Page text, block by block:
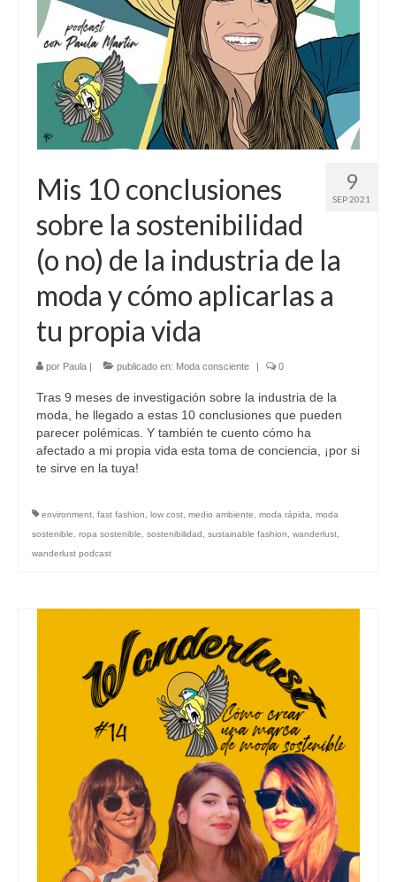
Sobre mí
Contacto
9
SEP 2021
Mis 10 conclusiones
sobre la sostenibilidad
(o no) de la industria de la
moda y cómo aplicarlas a
tu propia vida
por Paula publicado en: Moda consciente 0
Tras 9 meses de investigación sobre la industria de la
moda, he llegado a estas 10 conclusiones que pueden
parecer polémicas. Y también te cuento cómo ha
afectado a mi propia vida esta toma de conciencia, ¡por si
te sirve en la tuya!
environment, fast fashion, low cost, medio ambiente, moda rápida, moda
sostenible, ropa sostenible, sostenibilidad , sustainable fashion, wanderlust,
wanderlust podcast